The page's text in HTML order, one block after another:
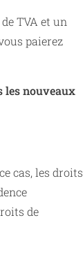
TVA et un
paierez
les nouveaux
cas, les droits
de